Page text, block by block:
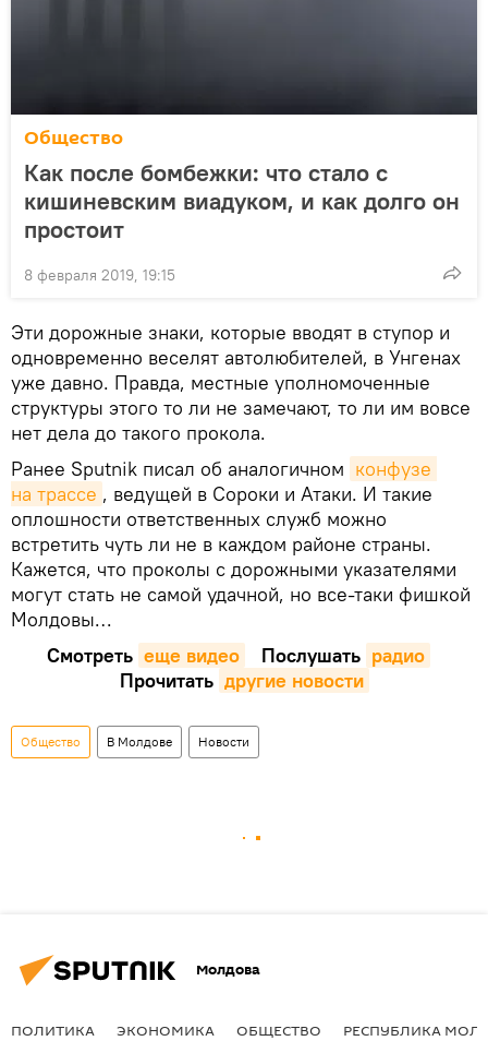
Общество
Как после бомбежки: что стало с
кишиневским виадуком, и как долго он
простоит
8 февраля 2019, 19:15
Эти дорожные знаки, которые вводят в ступор и
одновременно веселят автолюбителей, в Унгенах
уже давно. Правда, местные уполномоченные
структуры этого то ли не замечают, то ли им вовсе
нет дела до такого прокола.
Ранее Sputnik писал об аналогичном конфузе
на трассе , ведущей в Сороки и Атаки. И такие
оплошности ответственных служб можно
встретить чуть ли не в каждом районе страны.
Кажется, что проколы с дорожными указателями
могут стать не самой удачной, но все-таки фишкой
Молдовы…
Смотреть еще видео Послушать радио
Прочитать другие новости
Общество В Молдове Новости
Молдова
ПОЛИТИКА ЭКОНОМИКА ОБЩЕСТВО РЕСПУБЛИКА